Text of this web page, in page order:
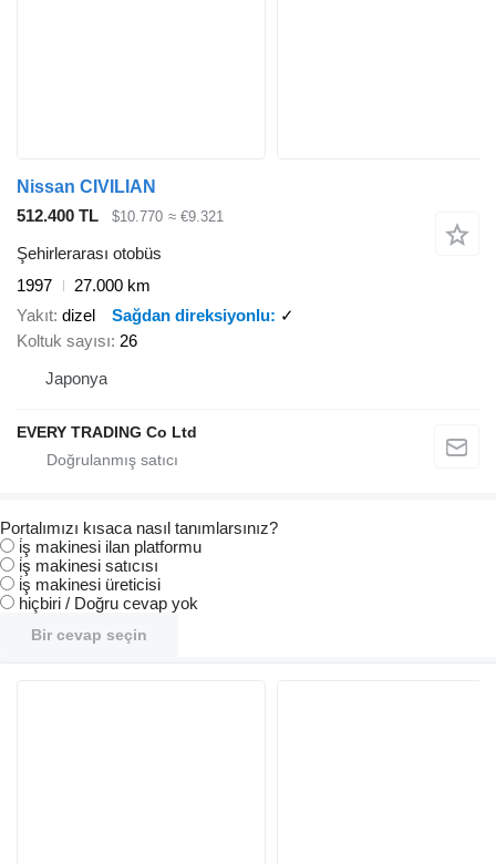
Nissan CIVILIAN
512.400 TL
$10.770 ≈ €9.321
Şehirlerarası otobüs
1997
27.000 km
Yakıt dizel Sağdan direksiyonlu
✓
Koltuk sayısı 26
Japonya
EVERY TRADING Co Ltd
Portalımızı kısaca nasıl tanımlarsınız?
i̇ş makinesi ilan platformu
i̇ş makinesi satıcısı
i̇ş makinesi üreticisi
hiçbiri / Doğru cevap yok
Bir cevap seçin